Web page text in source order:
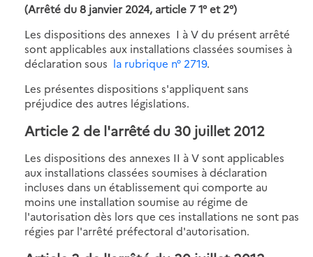
(Arrêté du 8 janvier 2024, article 7 1° et 2°)
Les dispositions des annexes I à V du présent arrêté
sont applicables aux installations classées soumises à
déclaration sous la rubrique n° 2719.
Les présentes dispositions s'appliquent sans
préjudice des autres législations.
Article 2 de l'arrêté du 30 juillet 2012
Les dispositions des annexes II à V sont applicables
aux installations classées soumises à déclaration
incluses dans un établissement qui comporte au
moins une installation soumise au régime de
l'autorisation dès lors que ces installations ne sont pas
régies par l'arrêté préfectoral d'autorisation.